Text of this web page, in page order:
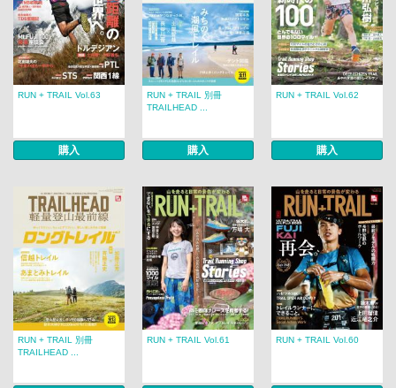
RUN + TRAIL Vol.63
購入
RUN + TRAIL 別冊
TRAILHEAD ...
購入
RUN + TRAIL Vol.62
購入
RUN + TRAIL 別冊
TRAILHEAD ...
RUN + TRAIL Vol.61 RUN + TRAIL Vol.60